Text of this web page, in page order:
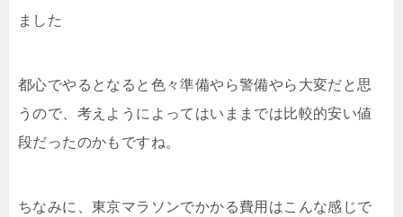
ました
都心でやるとなると色々準備やら警備やら大変だと思
うので、考えようによってはいままでは比較的安い値
段だったのかもですね。
ちなみに、東京マラソンでかかる費用はこんな感じで